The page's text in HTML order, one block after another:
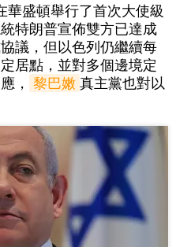
華盛頓舉行了首次大使級
特朗普宣佈雙方已達成
議，但以色列仍繼續每
居點，並對多個邊境定
， 黎巴嫩 真主黨也對以